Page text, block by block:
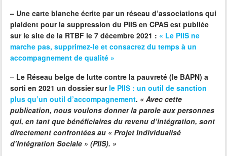
– Une carte blanche écrite par un réseau d’associations qui
plaident pour la suppression du PIIS en CPAS est publiée
sur le site de la RTBF le 7 décembre 2021 : « Le PIIS ne
marche pas, supprimez-le et consacrez du temps à un
accompagnement de qualité »
– Le Réseau belge de lutte contre la pauvreté (le BAPN) a
sorti en 2021 un dossier sur le PIIS : un outil de sanction
plus qu’un outil d’accompagnement. « Avec cette
publication, nous voulons donner la parole aux personnes
qui, en tant que bénéficiaires du revenu d’intégration, sont
directement confrontées au « Projet Individualisé
d’Intégration Sociale » (PIIS). »